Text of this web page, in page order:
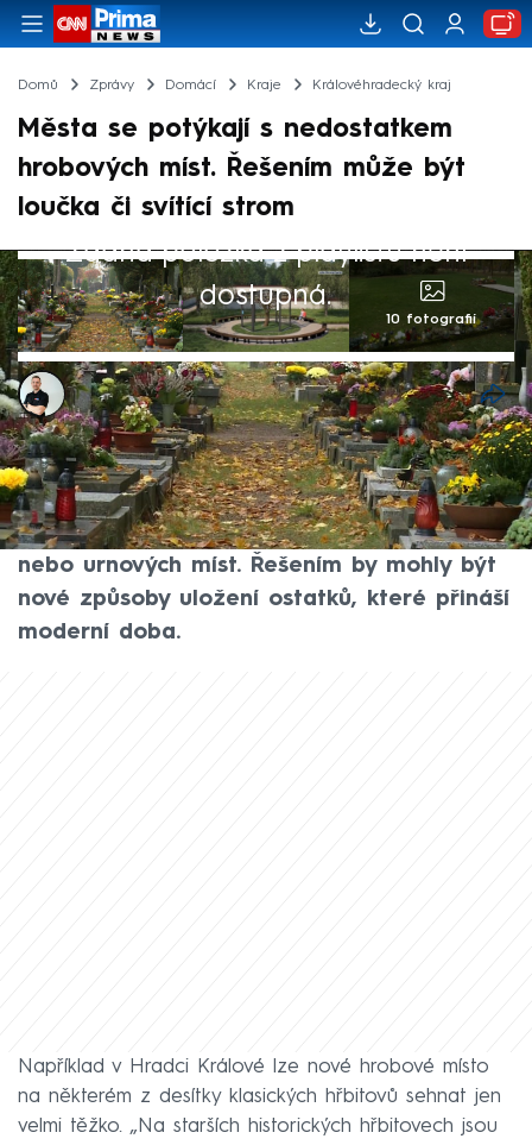
Domů Zprávy Domácí Kraje Královéhradecký kraj
Města se potýkají s nedostatkem
hrobových míst. Řešením může být
loučka či svítící strom
Žádná položka z playlistu není
dostupná.
10 fotografií
Bohuslav Štěpánek
5. lis 2024, 07:23
Hřbitovy během dušiček zažívaly čilý
návštěvnický ruch. Mnoho měst se ale
potýká s nedostatkem nových hrobových
nebo urnových míst. Řešením by mohly být
nové způsoby uložení ostatků, které přináší
moderní doba.
Například v Hradci Králové lze nové hrobové místo
na některém z desítky klasických hřbitovů sehnat jen
velmi těžko. „Na starších historických hřbitovech jsou